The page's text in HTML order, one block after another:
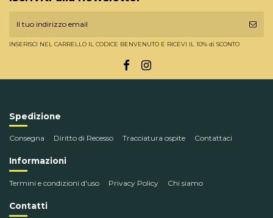
INSERISCI NEL CARRELLO IL CODICE BENVENUTO E RICEVI IL 10% di SCONTO
Spedizione
Consegna Diritto di Recesso Tracciatura ospite Contattaci
Informazioni
Termini e condizioni d'uso Privacy Policy Chi siamo
Contatti